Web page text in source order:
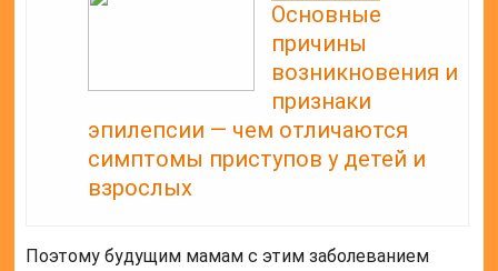
Основные
причины
возникновения и
признаки
эпилепсии — чем отличаются
симптомы приступов у детей и
взрослых
Поэтому будущим мамам с этим заболеванием